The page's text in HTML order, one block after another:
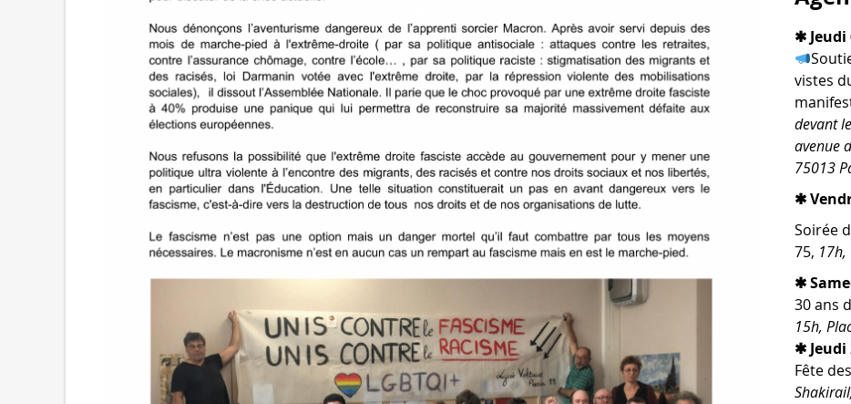
✱ Jeudi
vistes
devant
ave­nue
75013
✱
Soirée
75,
✱
30 ans
15h,
✱ Jeudi
Fête